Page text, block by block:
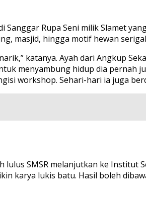
Rupa Seni milik Slamet
masjid, hingga motif hewan
katanya. Ayah dari Angkup
menyambung hidup dia pernah
workshop. Sehari-hari ia juga
SMSR melanjutkan ke Institut
karya lukis batu. Hasil boleh